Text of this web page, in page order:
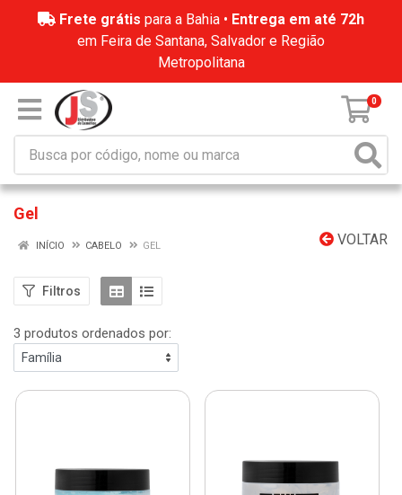
Frete grátis para a Bahia • Entrega em até 72h
em Feira de Santana, Salvador e Região
Metropolitana
0
Gel
VOLTAR
INÍCIO CABELO GEL
Filtros
3 produtos ordenados por: